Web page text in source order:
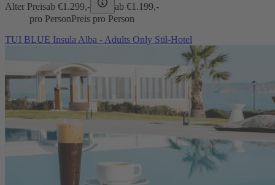
Alter Preisab €1.299,- ab €1.199,-
pro PersonPreis pro Person
TUI BLUE Insula Alba - Adults Only Stil-Hotel